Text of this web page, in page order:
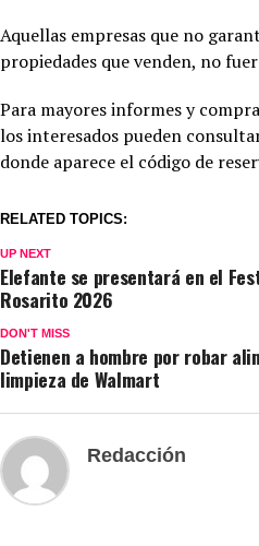
Aquellas empresas que no
propiedades que venden, no
Para mayores informes y
los interesados pueden
donde aparece el código de
RELATED TOPICS:
UP NEXT
Elefante se presentará en el
Rosarito 2026
DON'T MISS
Detienen a hombre por robar
limpieza de Walmart
Redacción